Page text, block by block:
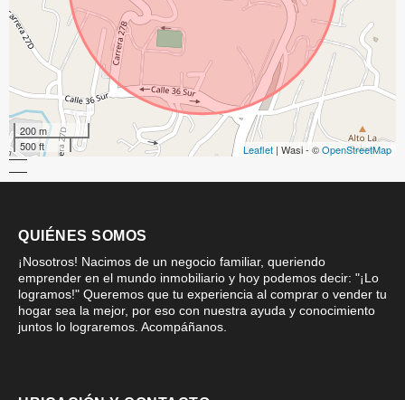
200 m
500 ft
Leaflet | Wasi - ©OpenStreetMap
QUIÉNES SOMOS
¡Nosotros! Nacimos de un negocio familiar, queriendo
emprender en el mundo inmobiliario y hoy podemos decir: "¡Lo
logramos!" Queremos que tu experiencia al comprar o vender tu
hogar sea la mejor, por eso con nuestra ayuda y conocimiento
juntos lo lograremos. Acompáñanos.